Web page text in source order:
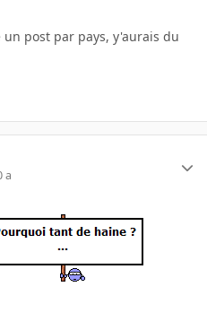
post par pays, y'aurais du
a